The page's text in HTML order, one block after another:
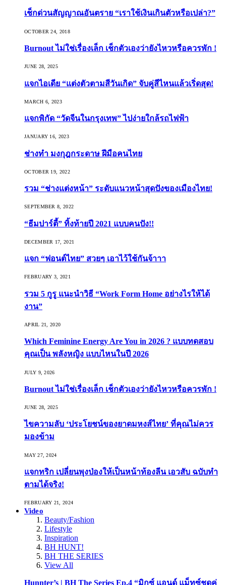
เช็กด่วนสัญญาณอันตราย “เราใช้เงินเกินตัวหรือเปล่า?”
OCTOBER 24, 2018
Burnout ไม่ใช่เรื่องเล็ก เช็กตัวเองว่ายังไหวหรือควรพัก !
JUNE 28, 2025
แจกไอเดีย “แต่งตัวตามสีวันเกิด” จับคู่สีไหนแล้วเริ่ดสุด!
MARCH 6, 2023
แจกพิกัด “วัดจีนในกรุงเทพ” ไปง่ายใกล้รถไฟฟ้า
JANUARY 16, 2023
ช่างทำ มงกุฎกระดาษ ฝีมือคนไทย
OCTOBER 19, 2022
รวม “ช่างแต่งหน้า” ระดับแนวหน้าสุดปังของเมืองไทย!
SEPTEMBER 8, 2022
“ธีมปาร์ตี้” ทิ้งท้ายปี 2021 แบบคนปัง!!
DECEMBER 17, 2021
แจก “ฟอนต์ไทย” สวยๆ เอาไว้ใช้กันจ้าาา
FEBRUARY 3, 2021
รวม 5 กูรู แนะนำวิธี “Work Form Home อย่างไรให้ได้
งาน”
APRIL 21, 2020
Which Feminine Energy Are You in 2026 ? แบบทดสอบ
คุณเป็น พลังหญิง แบบไหนในปี 2026
JULY 9, 2026
Burnout ไม่ใช่เรื่องเล็ก เช็กตัวเองว่ายังไหวหรือควรพัก !
JUNE 28, 2025
ไขความลับ ‘ประโยชน์ของยาดมหงส์ไทย’ ที่คุณไม่ควร
มองข้าม
MAY 27, 2024
แจกทริก เปลี่ยนพุงป่องให้เป็นหน้าท้องลีน เอวสับ ฉบับทำ
ตามได้จริง!
FEBRUARY 21, 2024
Video
Beauty/Fashion
Lifestyle
Inspiration
BH HUNT!
BH THE SERIES
View All
Hunnter’s | BH The Series Ep.4 “มิกซ์ แอนด์ แม็ทซ์ชุดคู่